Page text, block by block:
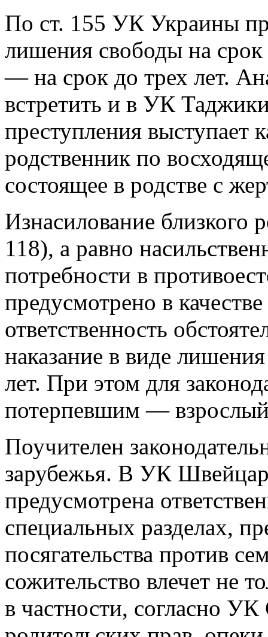
По ст. 155 УК Украины
лишения свободы на срок
— на срок до трех лет.
встретить и в УК
преступления выступает
родственник по
состоящее в родстве с
Изнасилование близкого
118), а равно
потребности в
предусмотрено в
ответственность
наказание в виде
лет. При этом для
потерпевшим —
Поучителен
зарубежья. В УК
предусмотрена
специальных разделах,
посягательства против
сожительство влечет не
в частности, согласно